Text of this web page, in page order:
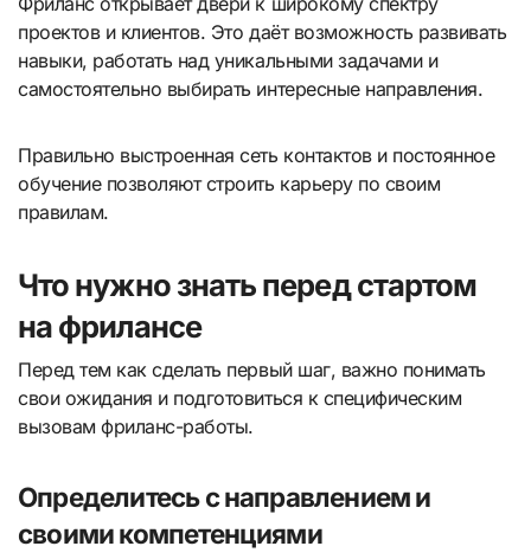
проектов и клиентов. Это даёт возможность развивать
навыки, работать над уникальными задачами и
самостоятельно выбирать интересные направления.
Правильно выстроенная сеть контактов и постоянное
обучение позволяют строить карьеру по своим
правилам.
Что нужно знать перед стартом
на фрилансе
Перед тем как сделать первый шаг, важно понимать
свои ожидания и подготовиться к специфическим
вызовам фриланс-работы.
Определитесь с направлением и
своими компетенциями